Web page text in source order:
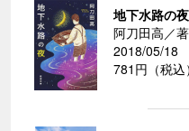
地下水路の
阿刀田高／著
2018/05/18
781円（税込）